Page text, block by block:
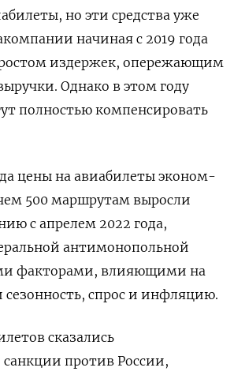
но эти средства уже
начиная с 2019 года
ростом издержек, опережающим
Однако в этом году
полностью компенсировать
цены на авиабилеты эконом-
500 маршрутам выросли
с апрелем 2022 года,
антимонопольной
факторами, влияющими на
сезонность, спрос и инфляцию.
сказались
против России,